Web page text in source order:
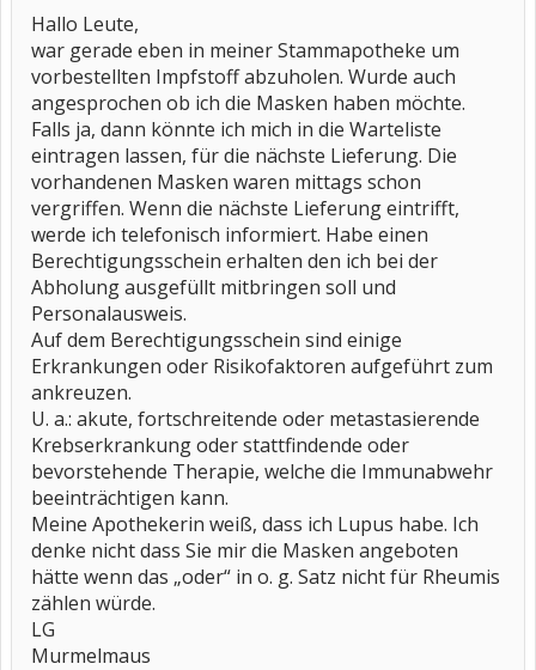
Hallo Leute,
war gerade eben in meiner Stammapotheke um
vorbestellten Impfstoff abzuholen. Wurde auch
angesprochen ob ich die Masken haben möchte.
Falls ja, dann könnte ich mich in die Warteliste
eintragen lassen, für die nächste Lieferung. Die
vorhandenen Masken waren mittags schon
vergriffen. Wenn die nächste Lieferung eintrifft,
werde ich telefonisch informiert. Habe einen
Berechtigungsschein erhalten den ich bei der
Abholung ausgefüllt mitbringen soll und
Personalausweis.
Auf dem Berechtigungsschein sind einige
Erkrankungen oder Risikofaktoren aufgeführt zum
ankreuzen.
U. a.: akute, fortschreitende oder metastasierende
Krebserkrankung oder stattfindende oder
bevorstehende Therapie, welche die Immunabwehr
beeinträchtigen kann.
Meine Apothekerin weiß, dass ich Lupus habe. Ich
denke nicht dass Sie mir die Masken angeboten
hätte wenn das „oder“ in o. g. Satz nicht für Rheumis
zählen würde.
LG
Murmelmaus